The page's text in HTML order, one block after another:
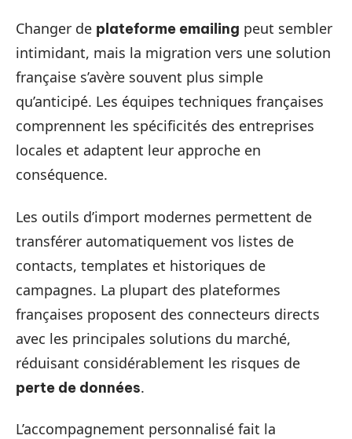
Changer de plateforme emailing peut sembler
intimidant, mais la migration vers une solution
française s’avère souvent plus simple
qu’anticipé. Les équipes techniques françaises
comprennent les spécificités des entreprises
locales et adaptent leur approche en
conséquence.
Les outils d’import modernes permettent de
transférer automatiquement vos listes de
contacts, templates et historiques de
campagnes. La plupart des plateformes
françaises proposent des connecteurs directs
avec les principales solutions du marché,
réduisant considérablement les risques de
perte de données.
L’accompagnement personnalisé fait la